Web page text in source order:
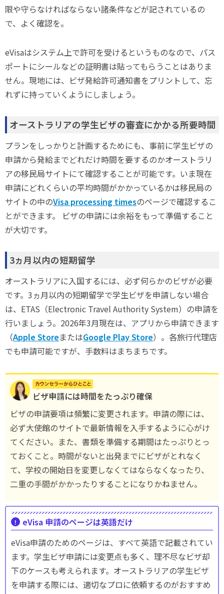
限や守らなければならない諸条件などが記されているの
で、よく確認を。
eVisaはシステム上で許可を受けるというものなので、パス
ポートにシールなどの証明書は貼ってもらうことはありま
せん。現地には、ビザ発給許可通知書をプリントして、忘
れずに持っていくようにしましょう。
オーストラリアの学生ビザの審査にかかる所要時間
プランをしっかりと計画するためにも、事前に学生ビザの
申請から発給までどれだけ時間を要するのかオーストラリ
アの移民局サイトにて確認することが可能です。いま現在
申請にどれくらいの平均時間がかかっているかは移民局の
サイトの中のVisa processing timesのページで確認するこ
とができます。 ビザの申請には余裕をもって準備すること
が大切です。
3ヵ月以内の短期留学
オーストラリアに入国するには、必ず何らかのビザが必要
です。3ヵ月以内の短期留学で学生ビザを申請しない場合
は、ETAS（Electronic Travel Authority System）の申請を
行いましょう。2026年3月現在は、アプリから申請できます
（Apple StoreまたはGoogle Play Store）。各旅行代理店
でも申請可能ですが、手数料はまちまちです。
ビザ申請には時間をたっぷり確保
ビザの申請要項は頻繁に変更されます。申請の際には、
必ず大使館のサイトで最新情報を入手するように心がけ
てください。また、書類を準備する期間はたっぷりとっ
ておくこと。時間がないと出発までにビザがとれなく
て、学校の開始日を変更しなくてはならなくなったり、
二重の手間がかかったりすることになりかねません。
eVisa 申請のページは英語だけ
eVisa申請のためのページは、すべて英語で記載されてい
ます。学生ビザ申請には変更点も多く、理不尽なビザ却
下のケースも考えられます。オーストラリアの学生ビザ
を申請する際には、適切なプロに依頼するのがおすすめ